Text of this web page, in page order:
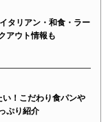
タリアン・和食・ラー
アウト情報も
い！こだわり食パンや
ぷり紹介